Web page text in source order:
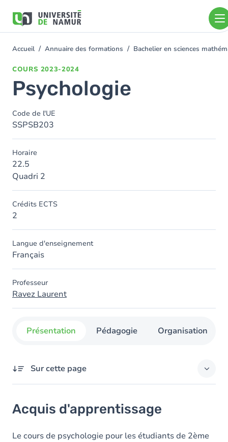
contenu
You
Accueil Annuaire des formations Bachelier en sciences
COURS 2023-2024
Psychologie
Code de l'UE
SSPSB203
Horaire
22.5
Quadri 2
Crédits ECTS
2
Langue d'enseignement
Français
Professeur
Ravez Laurent
Présentation Pédagogie Organisation
Sur cette page
Contenu
Acquis d'apprentissage
Le cours de psychologie pour les étudiants de 2ème